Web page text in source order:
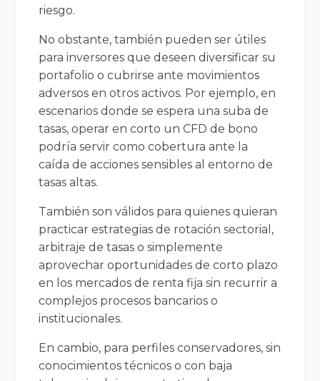
riesgo.
No obstante, también pueden ser útiles
para inversores que deseen diversificar su
portafolio o cubrirse ante movimientos
adversos en otros activos. Por ejemplo, en
escenarios donde se espera una suba de
tasas, operar en corto un CFD de bono
podría servir como cobertura ante la
caída de acciones sensibles al entorno de
tasas altas.
También son válidos para quienes quieran
practicar estrategias de rotación sectorial,
arbitraje de tasas o simplemente
aprovechar oportunidades de corto plazo
en los mercados de renta fija sin recurrir a
complejos procesos bancarios o
institucionales.
En cambio, para perfiles conservadores, sin
conocimientos técnicos o con baja